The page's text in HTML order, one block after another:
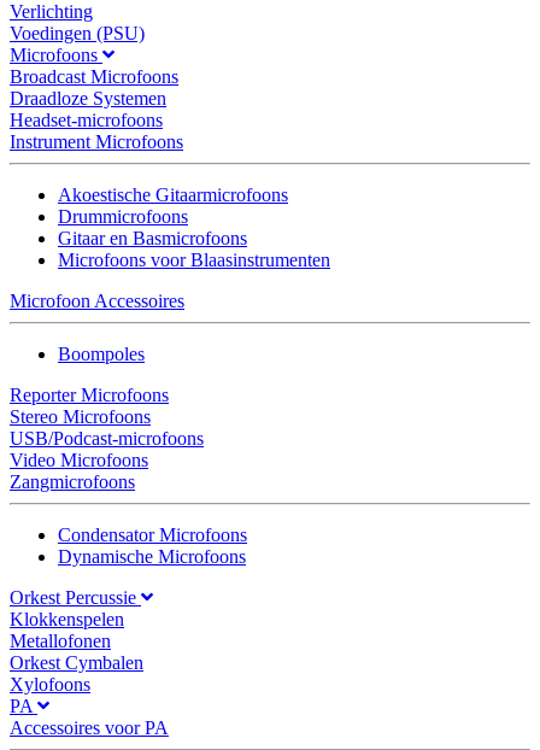
Verlichting
Voedingen (PSU)
Microfoons
Broadcast Microfoons
Draadloze Systemen
Headset-microfoons
Instrument Microfoons
Akoestische Gitaarmicrofoons
Drummicrofoons
Gitaar en Basmicrofoons
Microfoons voor Blaasinstrumenten
Microfoon Accessoires
Boompoles
Reporter Microfoons
Stereo Microfoons
USB/Podcast-microfoons
Video Microfoons
Zangmicrofoons
Condensator Microfoons
Dynamische Microfoons
Orkest Percussie
Klokkenspelen
Metallofonen
Orkest Cymbalen
Xylofoons
PA
Accessoires voor PA